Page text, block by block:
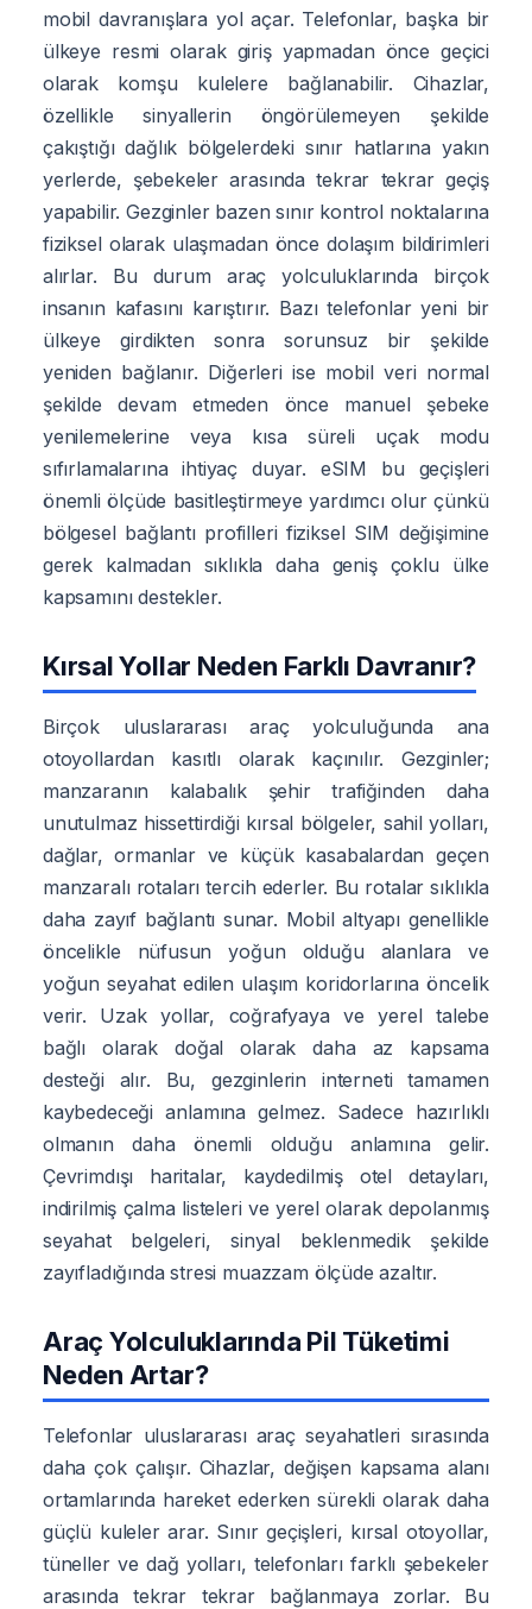
mobil davranışlara yol açar. Telefonlar, başka bir
ülkeye resmi olarak giriş yapmadan önce geçici
olarak komşu kulelere bağlanabilir. Cihazlar,
özellikle sinyallerin öngörülemeyen şekilde
çakıştığı dağlık bölgelerdeki sınır hatlarına yakın
yerlerde, şebekeler arasında tekrar tekrar geçiş
yapabilir. Gezginler bazen sınır kontrol noktalarına
fiziksel olarak ulaşmadan önce dolaşım bildirimleri
alırlar. Bu durum araç yolculuklarında birçok
insanın kafasını karıştırır. Bazı telefonlar yeni bir
ülkeye girdikten sonra sorunsuz bir şekilde
yeniden bağlanır. Diğerleri ise mobil veri normal
şekilde devam etmeden önce manuel şebeke
yenilemelerine veya kısa süreli uçak modu
sıfırlamalarına ihtiyaç duyar. eSIM bu geçişleri
önemli ölçüde basitleştirmeye yardımcı olur çünkü
bölgesel bağlantı profilleri fiziksel SIM değişimine
gerek kalmadan sıklıkla daha geniş çoklu ülke
kapsamını destekler.
Kırsal Yollar Neden Farklı Davranır?
Birçok uluslararası araç yolculuğunda ana
otoyollardan kasıtlı olarak kaçınılır. Gezginler;
manzaranın kalabalık şehir trafiğinden daha
unutulmaz hissettirdiği kırsal bölgeler, sahil yolları,
dağlar, ormanlar ve küçük kasabalardan geçen
manzaralı rotaları tercih ederler. Bu rotalar sıklıkla
daha zayıf bağlantı sunar. Mobil altyapı genellikle
öncelikle nüfusun yoğun olduğu alanlara ve
yoğun seyahat edilen ulaşım koridorlarına öncelik
verir. Uzak yollar, coğrafyaya ve yerel talebe
bağlı olarak doğal olarak daha az kapsama
desteği alır. Bu, gezginlerin interneti tamamen
kaybedeceği anlamına gelmez. Sadece hazırlıklı
olmanın daha önemli olduğu anlamına gelir.
Çevrimdışı haritalar, kaydedilmiş otel detayları,
indirilmiş çalma listeleri ve yerel olarak depolanmış
seyahat belgeleri, sinyal beklenmedik şekilde
zayıfladığında stresi muazzam ölçüde azaltır.
Araç Yolculuklarında Pil Tüketimi
Neden Artar?
Telefonlar uluslararası araç seyahatleri sırasında
daha çok çalışır. Cihazlar, değişen kapsama alanı
ortamlarında hareket ederken sürekli olarak daha
güçlü kuleler arar. Sınır geçişleri, kırsal otoyollar,
tüneller ve dağ yolları, telefonları farklı şebekeler
arasında tekrar tekrar bağlanmaya zorlar. Bu